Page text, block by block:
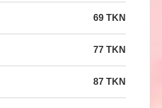
69 TKN
77 TKN
87 TKN